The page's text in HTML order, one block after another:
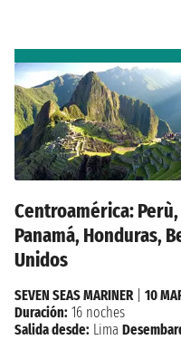
Centroamérica:
Panamá, Honduras,
Unidos
SEVEN SEAS MARINER
10
Duración: 16 noches
Salida desde: Lima